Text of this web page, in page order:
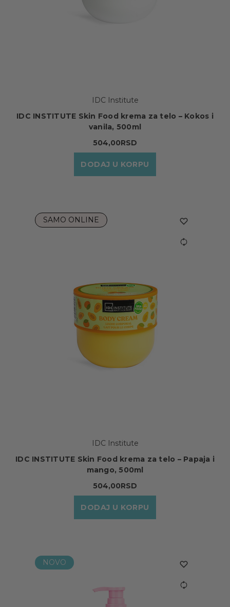
IDC Institute
IDC INSTITUTE Skin Food krema za telo – Kokos i
vanila, 500ml
504,00RSD
DODAJ U KORPU
SAMO ONLINE
IDC Institute
IDC INSTITUTE Skin Food krema za telo – Papaja i
mango, 500ml
504,00RSD
DODAJ U KORPU
NOVO